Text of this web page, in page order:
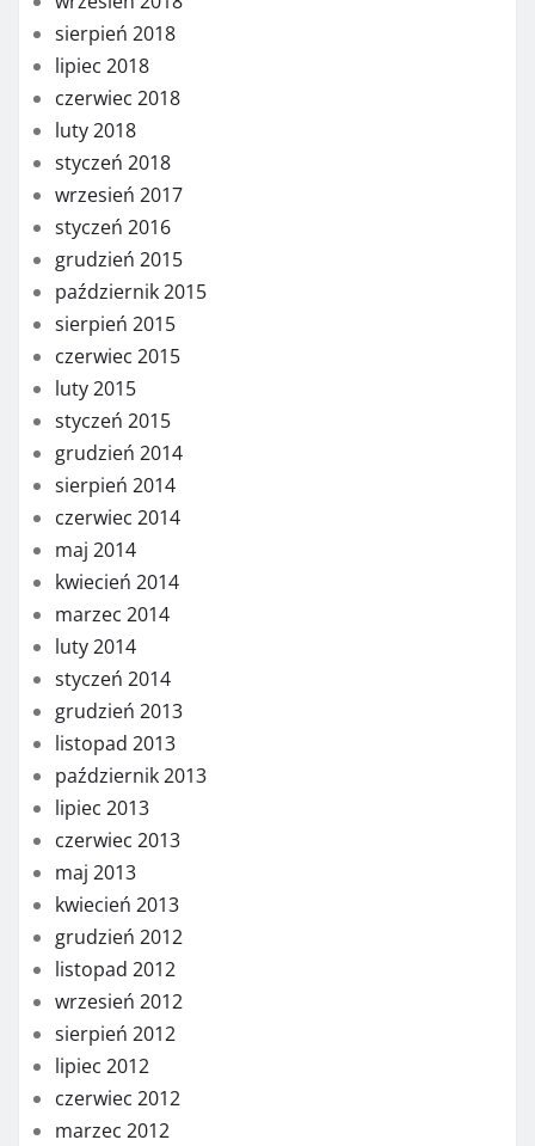
sierpień 2018
lipiec 2018
czerwiec 2018
luty 2018
styczeń 2018
wrzesień 2017
styczeń 2016
grudzień 2015
październik 2015
sierpień 2015
czerwiec 2015
luty 2015
styczeń 2015
grudzień 2014
sierpień 2014
czerwiec 2014
maj 2014
kwiecień 2014
marzec 2014
luty 2014
styczeń 2014
grudzień 2013
listopad 2013
październik 2013
lipiec 2013
czerwiec 2013
maj 2013
kwiecień 2013
grudzień 2012
listopad 2012
wrzesień 2012
sierpień 2012
lipiec 2012
czerwiec 2012
marzec 2012